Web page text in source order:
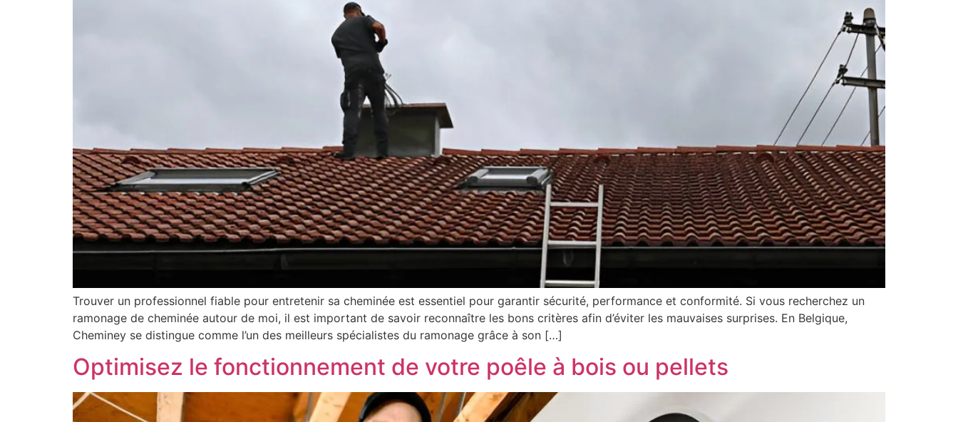
Trouver un professionnel fiable pour entretenir sa cheminée est essentiel pour garantir sécurité, performance et conformité. Si vous recherchez un
ramonage de cheminée autour de moi, il est important de savoir reconnaître les bons critères afin d’éviter les mauvaises surprises. En Belgique,
Cheminey se distingue comme l’un des meilleurs spécialistes du ramonage grâce à son […]
Optimisez le fonctionnement de votre poêle à bois ou pellets